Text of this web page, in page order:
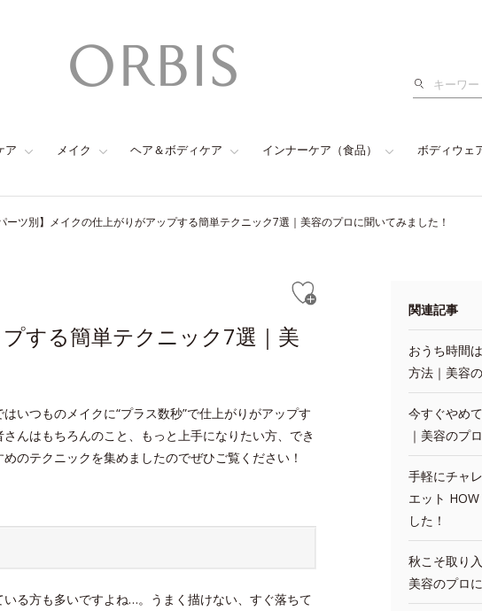
検
ア メイク ヘア＆ボディケア インナーケア（食品） ボディウェ
パーツ別】メイクの仕上がりがアップする簡単テクニック7選｜美容のプロに聞いてみました！
する簡単テクニック7選｜美
いつものメイクに“プラス数秒”で仕上がりがアップす
んはもちろんのこと、もっと上手になりたい方、でき
のテクニックを集めましたのでぜひご覧ください！
る方も多いですよね…。うまく描けない、すぐ落ちて
関連記事
おうち時間
方法｜美容
今すぐやめ
｜美容のプ
手軽にチャ
エット
した！
秋こそ取り
美容のプロ